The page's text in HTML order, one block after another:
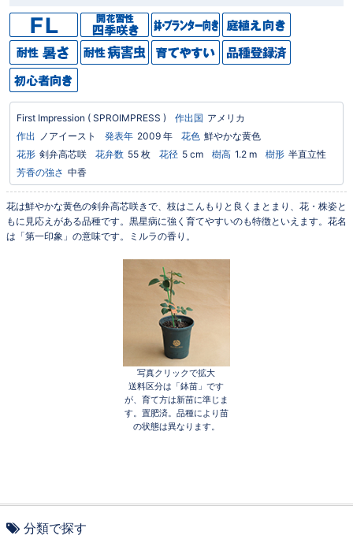
First Impression ( SPROIMPRESS ) 作出国 アメリカ
作出 ノアイースト 発表年 2009 年 花色 鮮やかな黄色
花形 剣弁高芯咲 花弁数 55 枚 花径 5 cm 樹高 1.2 m 樹形 半直立性
芳香の強さ 中香
花は鮮やかな黄色の剣弁高芯咲きで、枝はこんもりと良くまとまり、花・株姿と
もに見応えがある品種です。黒星病に強く育てやすいのも特徴といえます。花名
は「第一印象」の意味です。ミルラの香り。
写真クリックで拡大
送料区分は「鉢苗」です
が、育て方は新苗に準じま
す。置肥済。品種により苗
の状態は異なります。
分類で探す